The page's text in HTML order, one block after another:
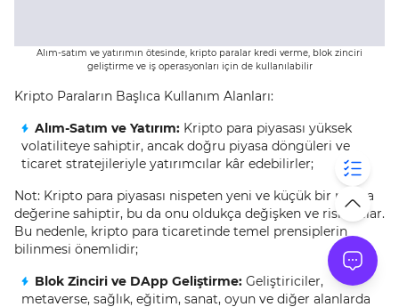
Alım-satım ve yatırımın ötesinde, kripto paralar kredi verme, blok zinciri
geliştirme ve iş operasyonları için de kullanılabilir
Kripto Paraların Başlıca Kullanım Alanları:
Alım-Satım ve Yatırım: Kripto para piyasası yüksek
volatiliteye sahiptir, ancak doğru piyasa döngüleri ve
ticaret stratejileriyle yatırımcılar kâr edebilirler;
Not: Kripto para piyasası nispeten yeni ve küçük bir piyasa
değerine sahiptir, bu da onu oldukça değişken ve riskli kılar.
Bu nedenle, kripto para ticaretinde temel prensiplerin
bilinmesi önemlidir;
Blok Zinciri ve DApp Geliştirme: Geliştiriciler,
metaverse, sağlık, eğitim, sanat, oyun ve diğer alanlarda